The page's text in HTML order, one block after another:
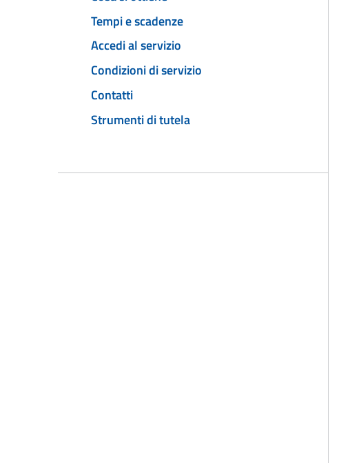
Tempi e scadenze
Accedi al servizio
Condizioni di servizio
Contatti
Strumenti di tutela